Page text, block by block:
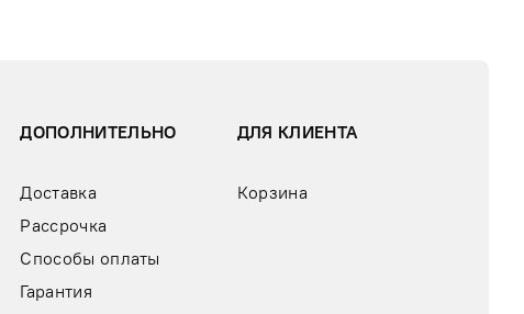
ДОПОЛНИТЕЛЬНО
Доставка
Рассрочка
Способы оплаты
Гарантия
ДЛЯ КЛИЕНТА
Корзина